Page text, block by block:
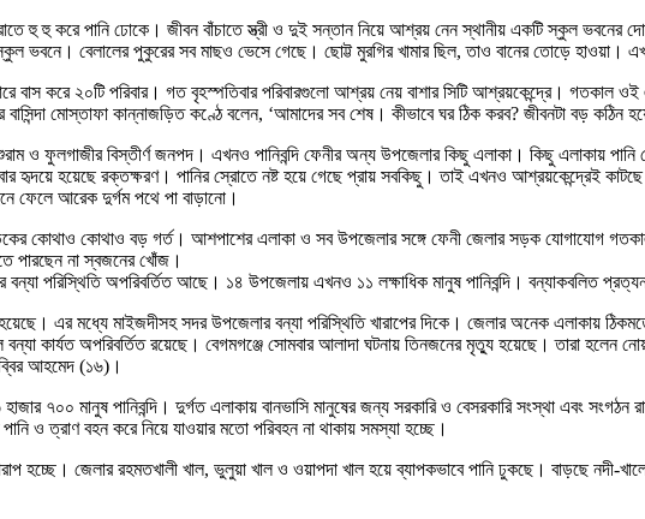
হু হু করে পানি ঢোকে। জীবন বাঁচাতে স্ত্রী ও দুই সন্তান নিয়ে আশ্রয় নেন স্থানীয় একটি স্কুল ভবনের
বেলালের পুকুরের সব মাছও ভেসে গেছে। ছোট্ট মুরগির খামার ছিল, তাও বানের তোড়ে হাওয়া।
বাস করে ২০টি পরিবার। গত বৃহস্পতিবার পরিবারগুলো আশ্রয় নেয় বাশার সিটি আশ্রয়কেন্দ্রে।
বাসিন্দা মোস্তাফা কান্নাজড়িত কণ্ঠে বলেন, ‘আমাদের সব শেষ। কীভাবে ঘর ঠিক করব? জীবনটা বড়
ও ফুলগাজীর বিস্তীর্ণ জনপদ। এখনও পানিবন্দি ফেনীর অন্য উপজেলার কিছু এলাকা। কিছু এলাকায়
হৃদয়ে হয়েছে রক্তক্ষরণ। পানির স্রোতে নষ্ট হয়ে গেছে প্রায় সবকিছু। তাই এখনও আশ্রয়কেন্দ্রেই
ফেলে আরেক দুর্গম পথে পা বাড়ানো।
কোথাও কোথাও বড় গর্ত। আশপাশের এলাকা ও সব উপজেলার সঙ্গে ফেনী জেলার সড়ক যোগাযোগ
পারছেন না স্বজনের খোঁজ।
বন্যা পরিস্থিতি অপরিবর্তিত আছে। ১৪ উপজেলায় এখনও ১১ লক্ষাধিক মানুষ পানিবন্দি। বন্যাকবলিত
এর মধ্যে মাইজদীসহ সদর উপজেলার বন্যা পরিস্থিতি খারাপের দিকে। জেলার অনেক এলাকায় ঠিকমতো
কার্যত অপরিবর্তিত রয়েছে। বেগমগঞ্জে সোমবার আলাদা ঘটনায় তিনজনের মৃত্যু হয়েছে। তারা হলেন
আহমেদ (১৬)।
৭০০ মানুষ পানিবন্দি। দুর্গত এলাকায় বানভাসি মানুষের জন্য সরকারি ও বেসরকারি সংস্থা এবং সংগঠন
ও ত্রাণ বহন করে নিয়ে যাওয়ার মতো পরিবহন না থাকায় সমস্যা হচ্ছে।
হচ্ছে। জেলার রহমতখালী খাল, ভুলুয়া খাল ও ওয়াপদা খাল হয়ে ব্যাপকভাবে পানি ঢুকছে। বাড়ছে নদী-